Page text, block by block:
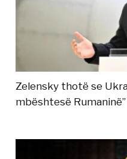
Zelensky thotë se
mbështesë Rumaninë”